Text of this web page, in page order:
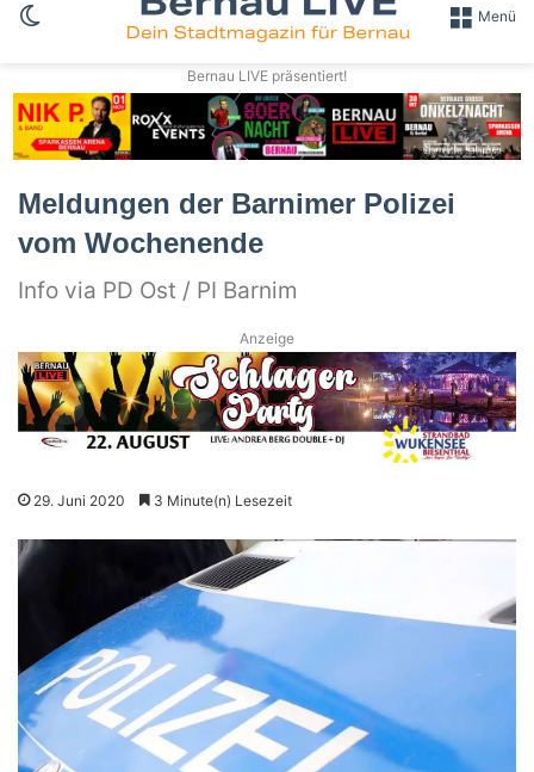
Skin umschalten Menü
Bernau LIVE präsentiert!
Meldungen der Barnimer Polizei
vom Wochenende
Info via PD Ost / PI Barnim
Anzeige
29. Juni 2020 3 Minute(n) Lesezeit